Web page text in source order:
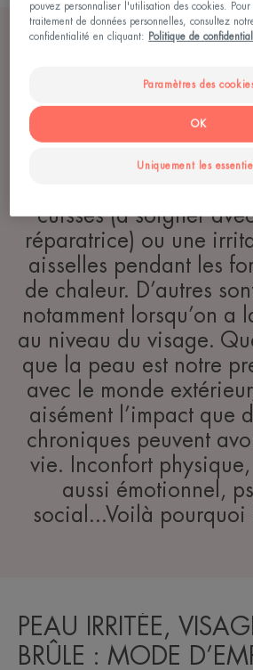
Certaines irritations
et on les oublie aussi
apparues : comme
cuisses (à soigner
réparatrice) ou une
aisselles pendant les
de chaleur. D’autres
notamment lorsqu’on a
au niveau du visage.
que la peau est notre
avec le monde
aisément l’impact que
chroniques peuvent
vie. Inconfort
aussi émotionnel,
social...Voilà
PEAU IRRITÉE,
BRÛLE : MODE
pouvez personnaliser l'utilisation des cookies.
traitement de données personnelles, consultez
confidentialité en cliquant:
Politique de
Paramètres des
Uniquement les
OK